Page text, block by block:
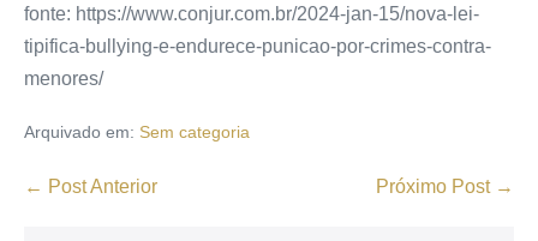
fonte: https://www.conjur.com.br/2024-jan-15/nova-lei-
tipifica-bullying-e-endurece-punicao-por-crimes-contra-
menores/
Arquivado em: Sem categoria
← Post Anterior Próximo Post →